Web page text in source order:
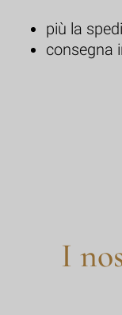
più la
consegna
I